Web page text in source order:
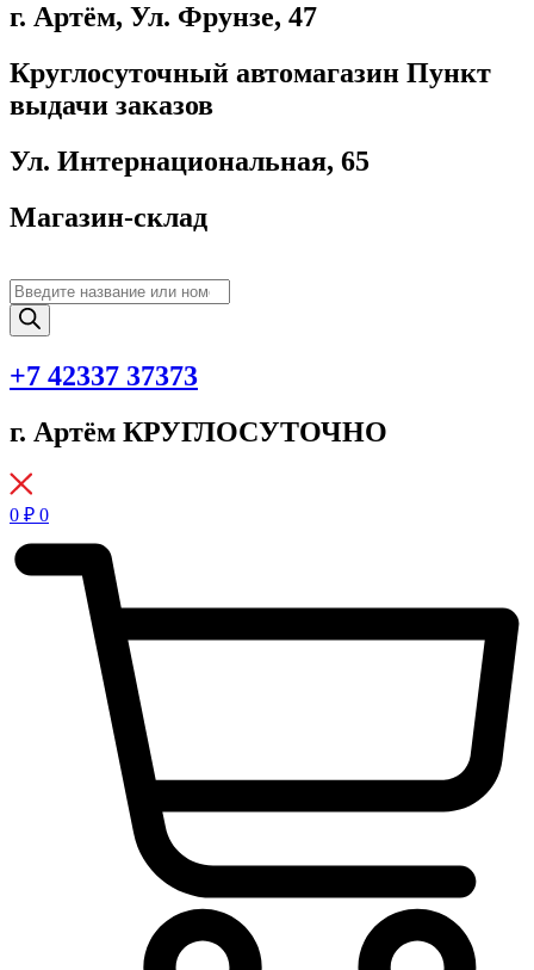
г. Артём, ​Ул. Фрунзе, 47
Круглосуточный автомагазин Пункт
выдачи заказов
Ул. Интернациональная, 65
Магазин-склад
Поиск
товаров
+7 42337 37373
г. Артём КРУГЛОСУТОЧНО
0 ₽ 0